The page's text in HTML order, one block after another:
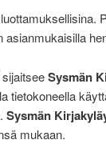
Sysmän
tietokoneella
Sysmän
mukaan.